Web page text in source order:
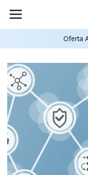
Oferta